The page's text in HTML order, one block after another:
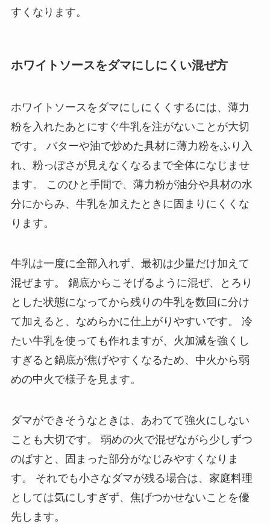
すくなります。
ホワイトソースをダマにしにくい混ぜ方
ホワイトソースをダマにしにくくするには、薄力
粉を入れたあとにすぐ牛乳を注がないことが大切
です。 バターや油で炒めた具材に薄力粉をふり入
れ、粉っぽさが見えなくなるまで全体になじませ
ます。 このひと手間で、薄力粉が油分や具材の水
分にからみ、牛乳を加えたときに固まりにくくな
ります。
牛乳は一度に全部入れず、最初は少量だけ加えて
混ぜます。 鍋底からこそげるように混ぜ、とろり
とした状態になってから残りの牛乳を数回に分け
て加えると、なめらかに仕上がりやすいです。 冷
たい牛乳を使っても作れますが、火加減を強くし
すぎると鍋底が焦げやすくなるため、中火から弱
めの中火で様子を見ます。
ダマができそうなときは、あわてて強火にしない
ことも大切です。 弱めの火で混ぜながら少しずつ
のばすと、固まった部分がなじみやすくなりま
す。 それでも小さなダマが残る場合は、家庭料理
としては気にしすぎず、焦げつかせないことを優
先します。